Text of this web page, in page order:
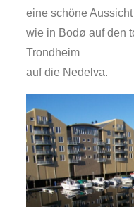
eine schöne
wie in Bodø auf den
Trondheim
auf die Nedelva.